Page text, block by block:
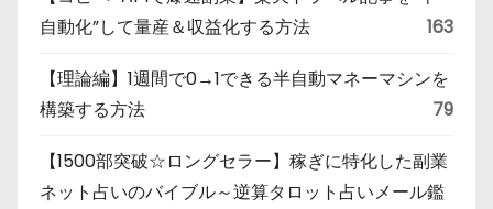
自動化”して量産＆収益化する方法
163
【理論編】1週間で0→1できる半自動マネーマシンを
構築する方法
79
【1500部突破☆ロングセラー】稼ぎに特化した副業
ネット占いのバイブル～逆算タロット占いメール鑑